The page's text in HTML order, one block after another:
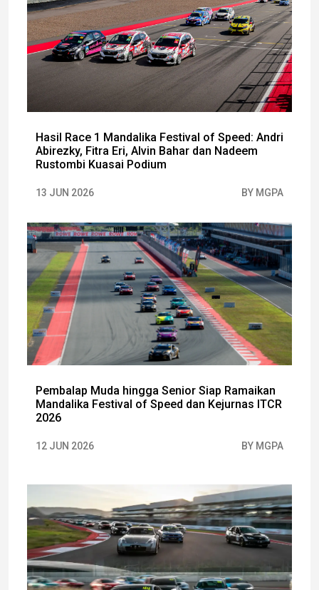
Hasil Race 1 Mandalika Festival of Speed: Andri
Abirezky, Fitra Eri, Alvin Bahar dan Nadeem
Rustombi Kuasai Podium
13 JUN 2026 BY MGPA
Pembalap Muda hingga Senior Siap Ramaikan
Mandalika Festival of Speed dan Kejurnas ITCR
2026
12 JUN 2026 BY MGPA